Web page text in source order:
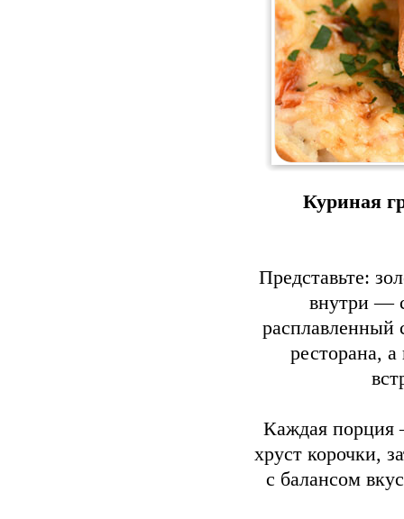
Куриная
Представьте:
внутри —
ресторана,
Каждая порция
хруст корочки,
с балансом